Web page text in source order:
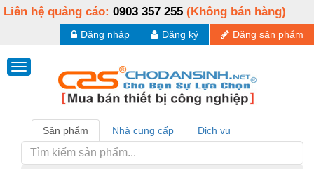
Liên hệ quảng cáo: 0903 357 255 (Không bán hàng)
Đăng sản phẩm
Đăng ký
Đăng nhập
Sản phẩm Nhà cung cấp Dịch vụ